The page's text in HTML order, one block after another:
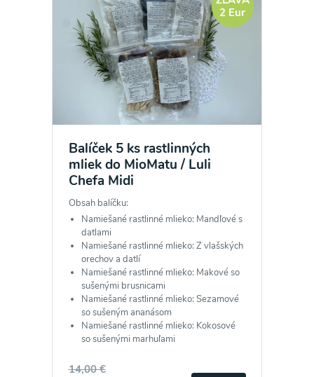
2 Eur
Balíček 5 ks rastlinných
mliek do MioMatu / Luli
Chefa Midi
Obsah balíčku:
Namiešané rastlinné mlieko: Mandľové s
datlami
Namiešané rastlinné mlieko: Z vlašských
orechov a datlí
Namiešané rastlinné mlieko: Makové so
sušenými brusnicami
Namiešané rastlinné mlieko: Sezamové
so sušeným ananásom
Namiešané rastlinné mlieko: Kokosové
so sušenými marhuľami
14,00 €